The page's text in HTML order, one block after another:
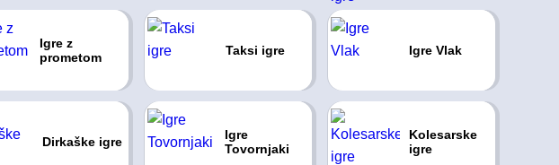
Igre z
prometom
Taksi igre Igre Vlak
Dirkaške igre
Igre
Tovornjaki
Kolesarske
igre